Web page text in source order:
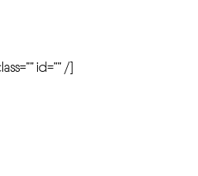
id=”” /]